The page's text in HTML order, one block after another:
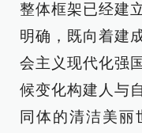
整体框架已经建
明确，既向着建
会主义现代化强
候变化构建人与
同体的清洁美丽